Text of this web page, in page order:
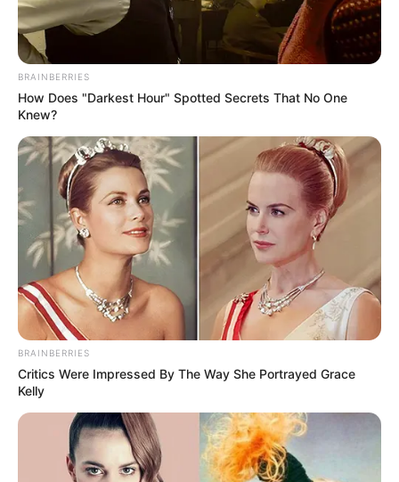
BRAINBERRIES
How Does "Darkest Hour" Spotted Secrets That No One
Knew?
BRAINBERRIES
Critics Were Impressed By The Way She Portrayed Grace
Kelly